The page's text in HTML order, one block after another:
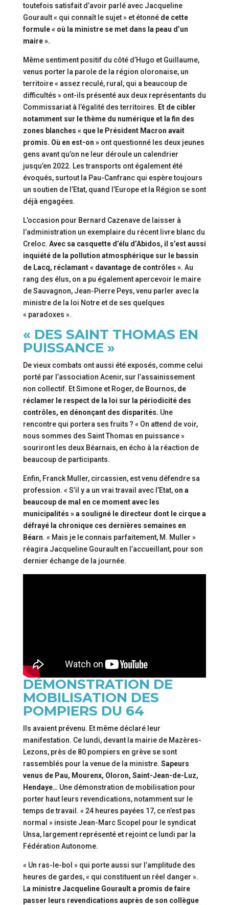
toutefois satisfait d’avoir parlé avec Jacqueline
Gourault « qui connaît le sujet » et étonné de cette
formule « où la ministre se met dans la peau d’un
maire ».
Même sentiment positif du côté d’Hugo et Guillaume,
venus porter la parole de la région oloronaise, un
territoire « assez reculé, rural, qui a beaucoup de
difficultés » ont-ils présenté aux deux représentants du
Commissariat à l’égalité des territoires. Et de cibler
notamment sur le thème du numérique et la fin des
zones blanches « que le Président Macron avait
promis. Où en est-on »ont questionné les deux jeunes
gens avant qu’on ne leur déroule un calendrier
jusqu’en 2022. Les transports ont également été
évoqués, surtout la Pau-Canfranc qui espère toujours
un soutien de l’Etat, quand l’Europe et la Région se sont
déjà engagées.
L’occasion pour Bernard Cazenave de laisser à
l’administration un exemplaire du récent livre blanc du
Creloc. Avec sa casquette d’élu d’Abidos, il s’est aussi
inquiété de la pollution atmosphérique sur le bassin
de Lacq, réclamant « davantage de contrôles ». Au
rang des élus, on a pu également apercevoir le maire
de Sauvagnon, Jean-Pierre Peys, venu parler avec la
ministre de la loi Notre et de ses quelques
« paradoxes ».
« DES SAINT THOMAS EN
PUISSANCE »
De vieux combats ont aussi été exposés, comme celui
porté par l’association Acenir, sur l’assainissement
non collectif. Et Simone et Roger, de Bournos, de
réclamer le respect de la loi sur la périodicité des
contrôles, en dénonçant des disparités. Une
rencontre qui portera ses fruits ? « On attend de voir,
nous sommes des Saint Thomas en puissance »
souriront les deux Béarnais, en écho à la réaction de
beaucoup de participants.
Enfin, Franck Muller, circassien, est venu défendre sa
profession. « S’il y a un vrai travail avec l’Etat, on a
beaucoup de mal en ce moment avec les
municipalités » a souligné le directeur dont le cirque a
défrayé la chronique ces dernières semaines en
Béarn. « Mais je le connais parfaitement, M. Muller »
réagira Jacqueline Gourault en l’accueillant, pour son
dernier échange de la journée.
DÉMONSTRATION DE
MOBILISATION DES
POMPIERS DU 64
Ils avaient prévenu. Et même déclaré leur
manifestation. Ce lundi, devant la mairie de Mazères-
Lezons, près de 80 pompiers en grève se sont
rassemblés pour la venue de la ministre. Sapeurs
venus de Pau, Mourenx, Oloron, Saint-Jean-de-Luz,
Hendaye… Une démonstration de mobilisation pour
porter haut leurs revendications, notamment sur le
temps de travail. « 24 heures payées 17, ce n’est pas
normal » insiste Jean-Marc Scopel pour le syndicat
Unsa, largement représenté et rejoint ce lundi par la
Fédération Autonome.
« Un ras-le-bol » qui porte aussi sur l’amplitude des
heures de gardes, « qui constituent un réel danger ».
La ministre Jacqueline Gourault a promis de faire
passer leurs revendications auprès de son collègue